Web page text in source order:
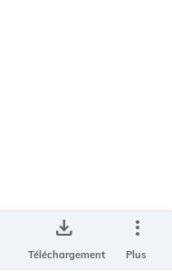
save_alt
Téléchargement
more_vert
Plus